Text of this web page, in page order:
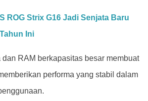
ROG Strix G16 Jadi Senjata Baru
Ini
dan RAM berkapasitas besar membuat
performa yang stabil dalam